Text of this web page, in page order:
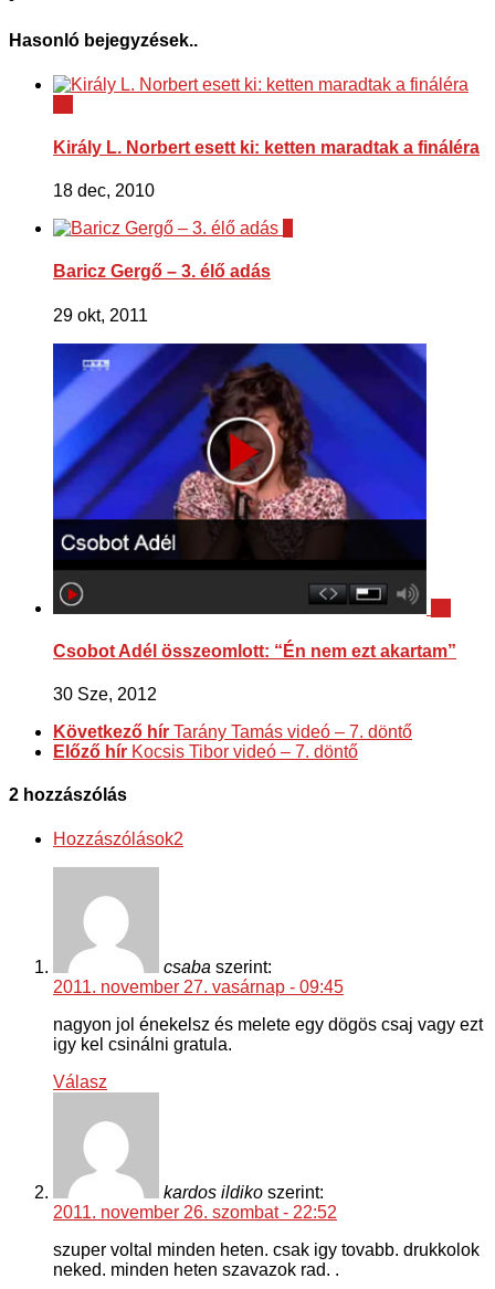
Hasonló bejegyzések..
Király L. Norbert esett ki: ketten maradtak a fináléra
18 dec, 2010
Baricz Gergő – 3. élő adás
29 okt, 2011
Csobot Adél összeomlott: “Én nem ezt akartam”
30 Sze, 2012
Következő hír Tarány Tamás videó – 7. döntő
Előző hír Kocsis Tibor videó – 7. döntő
2 hozzászólás
Hozzászólások2
csaba szerint:
2011. november 27. vasárnap - 09:45
nagyon jol énekelsz és melete egy dögös csaj vagy ezt
igy kel csinálni gratula.
Válasz
kardos ildiko szerint:
2011. november 26. szombat - 22:52
szuper voltal minden heten. csak igy tovabb. drukkolok
neked. minden heten szavazok rad. .